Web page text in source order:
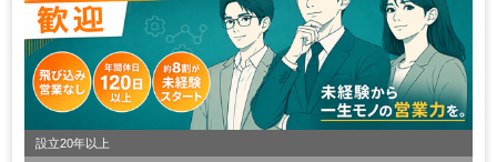
設立20年以上